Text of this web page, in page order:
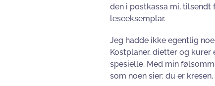
den i postkassa mi, tilsendt
leseeksemplar.
Jeg hadde ikke egentlig
Kostplaner, dietter og kurer
spesielle. Med min
som noen sier: du er